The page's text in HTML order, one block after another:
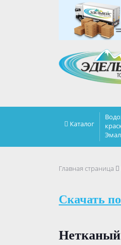
Каталог
Главная страница
Скачать